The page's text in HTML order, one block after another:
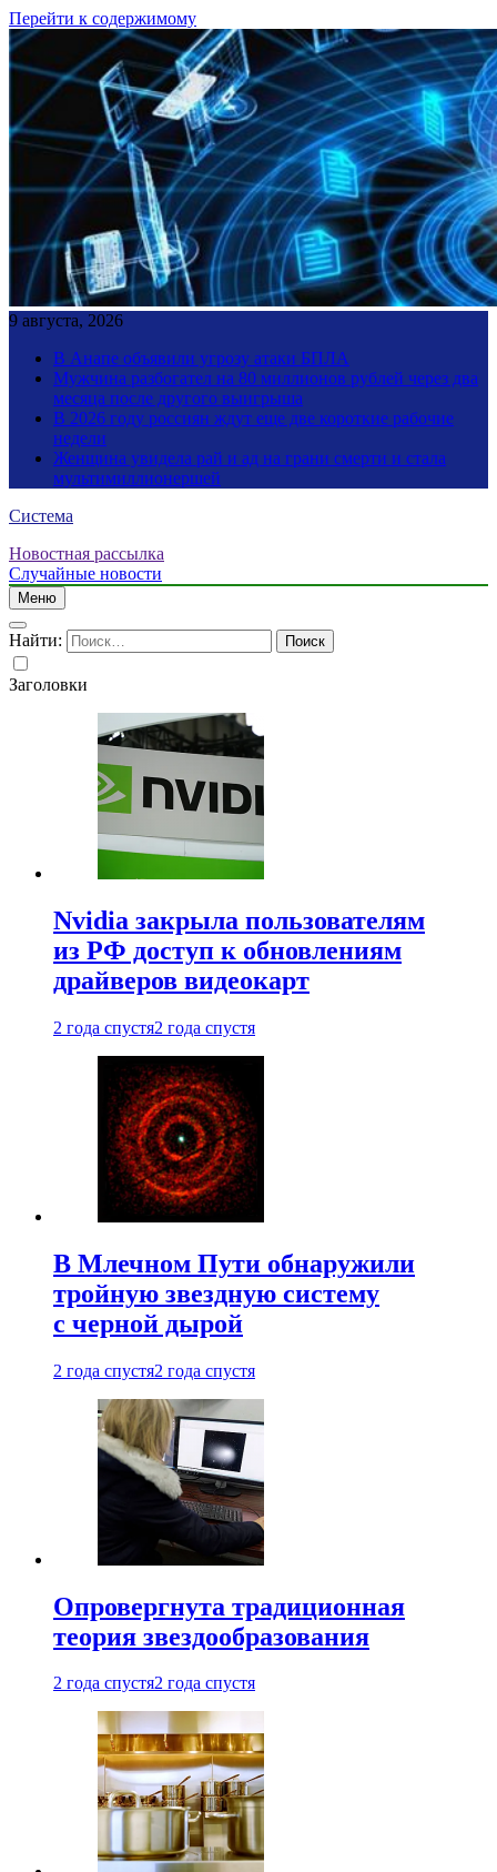
Перейти к содержимому
9 августа, 2026
В Анапе объявили угрозу атаки БПЛА
Мужчина разбогател на 80 миллионов рублей через два
месяца после другого выигрыша
В 2026 году россиян ждут еще две короткие рабочие
недели
Женщина увидела рай и ад на грани смерти и стала
мультимиллионершей
Система
Новостная рассылка
Случайные новости
Меню
Найти:
Заголовки
Nvidia закрыла пользователям
из РФ доступ к обновлениям
драйверов видеокарт
2 года спустя2 года спустя
В Млечном Пути обнаружили
тройную звездную систему
с черной дырой
2 года спустя2 года спустя
Опровергнута традиционная
теория звездообразования
2 года спустя2 года спустя